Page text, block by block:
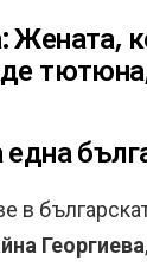
Жената,
една
в
Георгиева